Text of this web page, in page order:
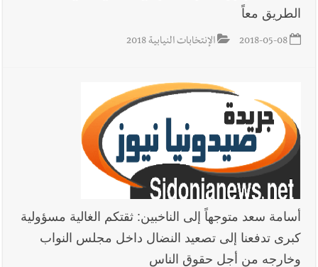
أخبار لبنان براميل المرفأ
العالم العربي
يبقى الشعب الفلسطيني يعيش كل هذا الألم؟ وإلى متى تستمر هذه
المعاناة التي تمزق القلوب والضمائر؟
الطريق معاً
2018-05-08 الإنتخابات النيابية 2018
أسامة سعد متوجهاً إلى الناخبين: ثقتكم الغالية مسؤولية
كبرى تدفعنا إلى تصعيد النضال داخل مجلس النواب
وخارجه من أجل حقوق الناس